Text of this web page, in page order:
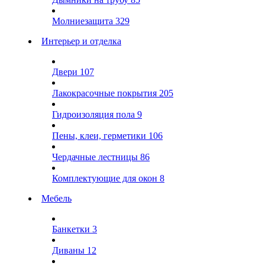
Молниезащита 329
Интерьер и отделка
Двери 107
Лакокрасочные покрытия 205
Гидроизоляция пола 9
Пены, клеи, герметики 106
Чердачные лестницы 86
Комплектующие для окон 8
Мебель
Банкетки 3
Диваны 12